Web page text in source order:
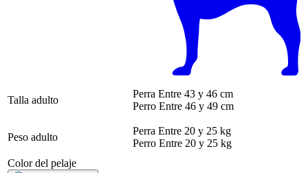
Talla adulto
Perra Entre 43 y 46 cm
Perro Entre 46 y 49 cm
Peso adulto
Perra Entre 20 y 25 kg
Perro Entre 20 y 25 kg
Color del pelaje